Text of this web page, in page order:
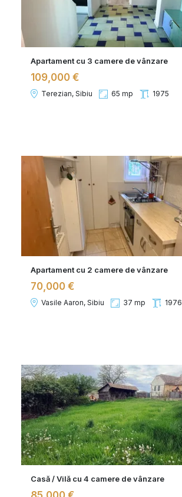
Apartament cu 3 camere de vânzare
109,000 €
Terezian, Sibiu 65 mp 1975
Apartament cu 2 camere de vânzare
70,000 €
Vasile Aaron, Sibiu 37 mp 1976
Casă / Vilă cu 4 camere de vânzare